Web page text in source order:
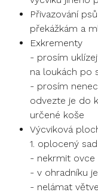
Přivazování
překážkám a
Exkrementy
- prosím
na loukách po
- prosím
odvezte je do
určené koše
Výcviková
1. oplocený
- nekrmit ovce
- v ohradníku
- nelámat